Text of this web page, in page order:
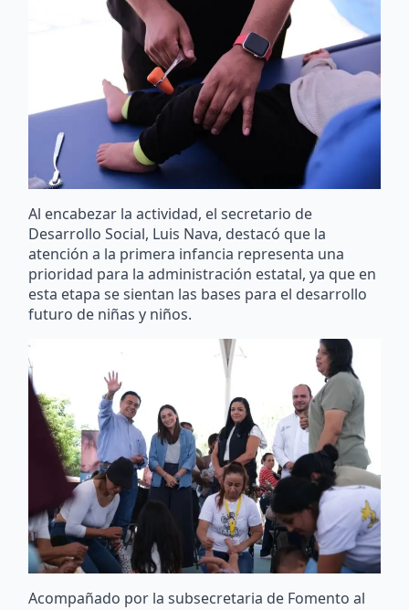
Al encabezar la actividad, el secretario de
Desarrollo Social, Luis Nava, destacó que la
atención a la primera infancia representa una
prioridad para la administración estatal, ya que en
esta etapa se sientan las bases para el desarrollo
futuro de niñas y niños.
Acompañado por la subsecretaria de Fomento al